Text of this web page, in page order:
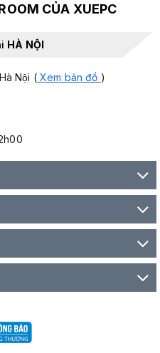
CỦA XUEPC
HÀ NỘI
Nội (Xem bản đồ )